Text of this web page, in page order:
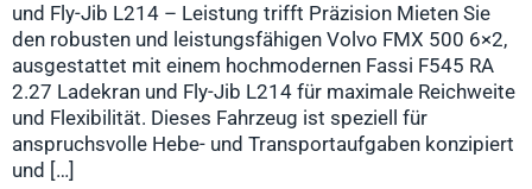
und Fly-Jib L214 – Leistung trifft Präzision Mieten Sie
den robusten und leistungsfähigen Volvo FMX 500 6×2,
ausgestattet mit einem hochmodernen Fassi F545 RA
2.27 Ladekran und Fly-Jib L214 für maximale Reichweite
und Flexibilität. Dieses Fahrzeug ist speziell für
anspruchsvolle Hebe- und Transportaufgaben konzipiert
und […]